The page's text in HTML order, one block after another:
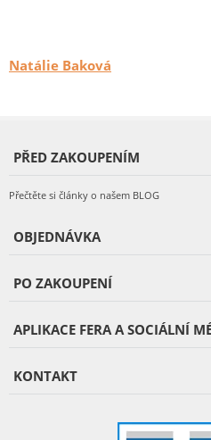
Natálie Baková
PŘED ZAKOUPENÍM
Přečtěte si články o našem BLOG
OBJEDNÁVKA
PO ZAKOUPENÍ
APLIKACE FERA A SOCIÁLNÍ
KONTAKT